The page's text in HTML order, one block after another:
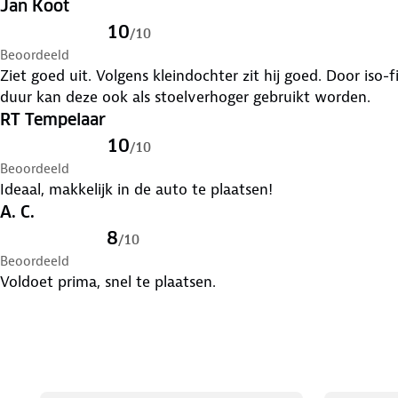
De hoofdsteun kan eenvoudig met één hand worden
niveaus. Dit zal het hoofd van je kind nog beter
tussen 100 en 150 cm lang! Vergeet niet dat je alleen
en aan de lengte van je kind aan te passen, het
beter kunt beschermen!
Productspecificaties:
- Geschikt voor: 100–150 cm (ca. 3,5–12 jaar)
- Norm: i-Size (ECE R129)
- Installatie: ISOFIX + autogordel
Jan Koot
10/10
Beoordeeld
Ziet goed uit. Volgens kleindochter zit hij goed. Door
duur kan deze ook als stoelverhoger gebruikt worden.
RT Tempelaar
10/10
Beoordeeld
Ideaal, makkelijk in de auto te plaatsen!
A. C.
8/10
Beoordeeld
Voldoet prima, snel te plaatsen.